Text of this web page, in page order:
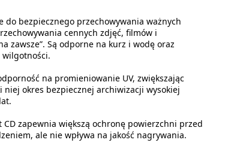
do bezpiecznego przechowywania ważnych
cennych zdjęć, filmów i
zawsze”. Są odporne na kurz i wodę oraz
na promieniowanie UV, zwiększając
okres bezpiecznej archiwizacji wysokiej
CD zapewnia większą ochronę powierzchni przed
ale nie wpływa na jakość nagrywania.